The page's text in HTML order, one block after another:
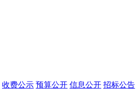
收费公示 预算公开 信息公开 招标公告